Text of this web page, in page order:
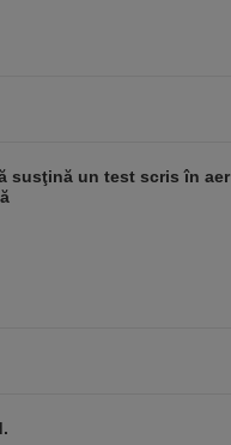
susţină un test scris în aer